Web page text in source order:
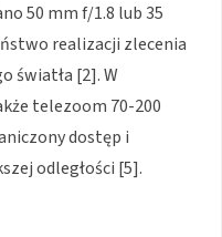
50 mm f/1.8 lub 35
realizacji zlecenia
światła [2]. W
telezoom 70-200
dostęp i
odległości [5].